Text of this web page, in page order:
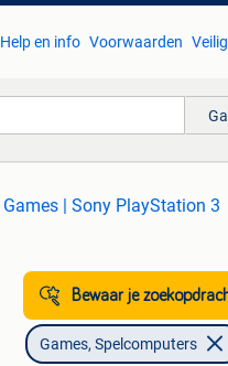
Help en info Voorwaarden
Games | Sony PlayStation 3
Bewaar je
Games, Spelcomputers